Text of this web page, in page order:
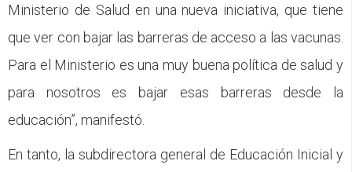
Ministerio de Salud en una nueva iniciativa, que tiene
que ver con bajar las barreras de acceso a las vacunas.
Para el Ministerio es una muy buena política de salud y
para nosotros es bajar esas barreras desde la
educación”, manifestó.
En tanto, la subdirectora general de Educación Inicial y